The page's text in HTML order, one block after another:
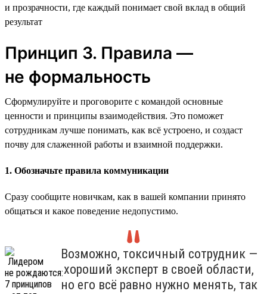
и прозрачности, где каждый понимает свой вклад в общий
результат
Принцип 3. Правила —
не формальность
Сформулируйте и проговорите с командой основные
ценности и принципы взаимодействия. Это поможет
сотрудникам лучше понимать, как всё устроено, и создаст
почву для слаженной работы и взаимной поддержки.
1. Обозначьте правила коммуникации
Сразу сообщите новичкам, как в вашей компании принято
общаться и какое поведение недопустимо.
Возможно, токсичный сотрудник —
хороший эксперт в своей области,
но его всё равно нужно менять, так